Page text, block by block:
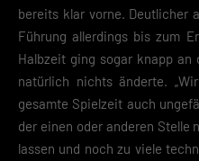
bereits klar vorne. Deutlicher
Führung allerdings bis zum
Halbzeit ging sogar knapp an
natürlich nichts änderte.
gesamte Spielzeit auch
der einen oder anderen Stelle
lassen und noch zu viele